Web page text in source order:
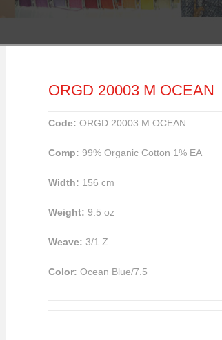
ORGD 20003 M OCEAN
Code: ORGD 20003 M OCEAN
Comp: 99% Organic Cotton 1% EA
Width: 156 cm
Weight: 9.5 oz
Weave: 3/1 Z
Color: Ocean Blue/7.5